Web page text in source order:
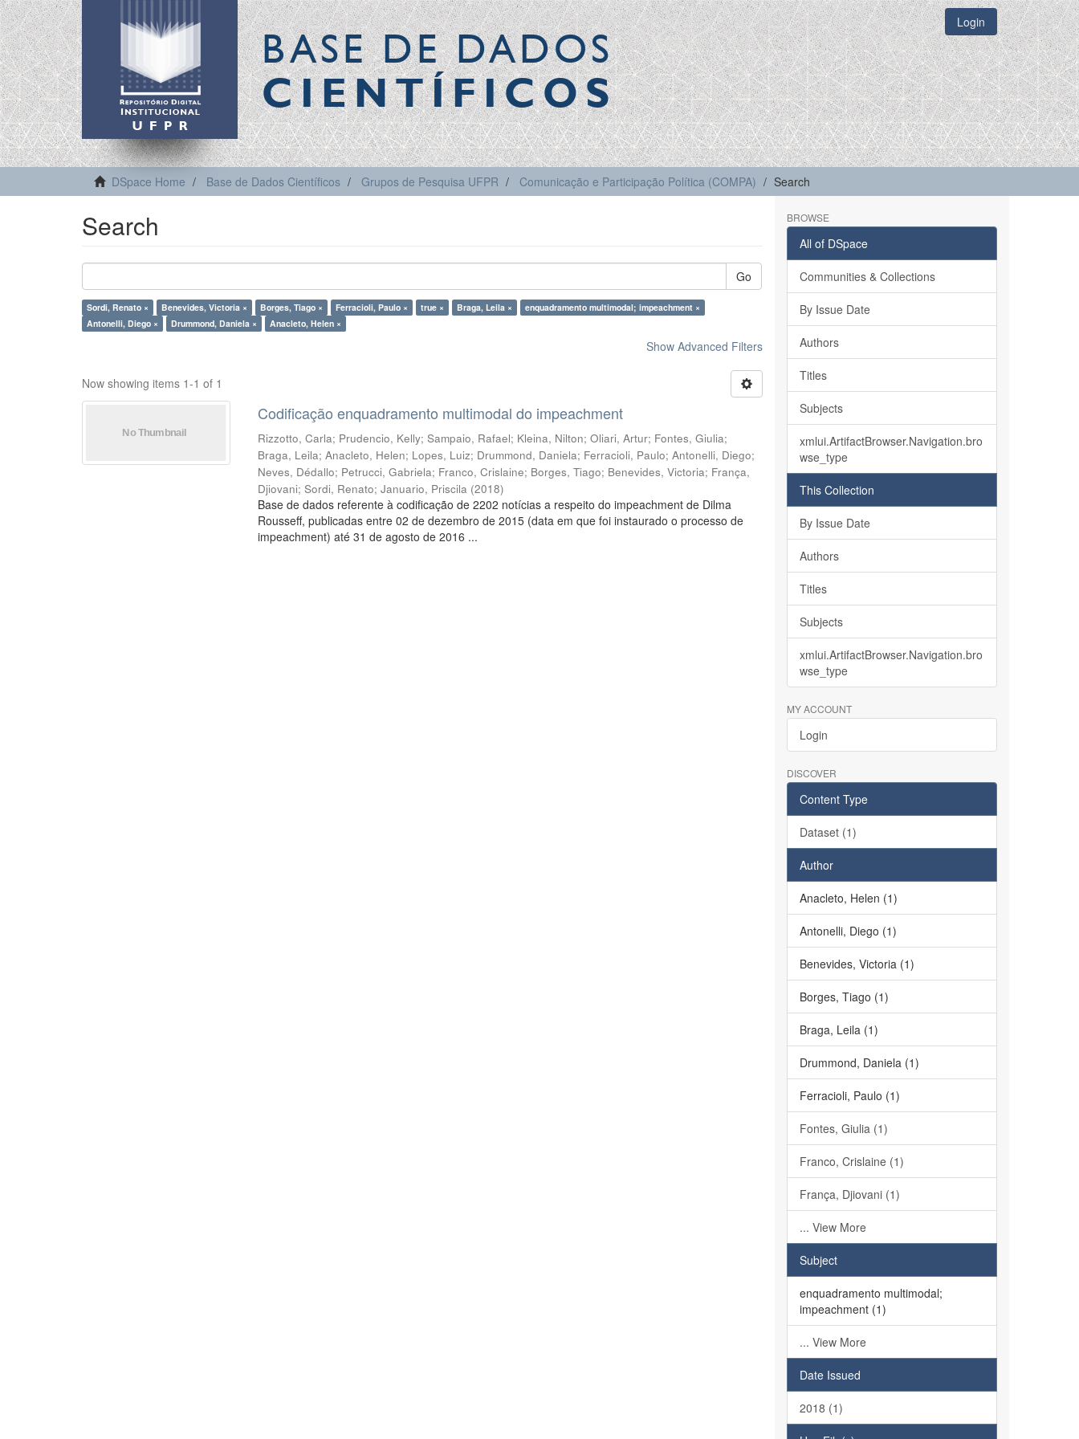
BASE DE DADOS
CIENTÍFICOS
Login
DSpace Home Base de Dados Científicos Grupos de Pesquisa UFPR Comunicação e Participação Política (COMPA) Search
Search
Go
Sordi, Renato × Benevides, Victoria × Borges, Tiago × Ferracioli, Paulo × true × Braga, Leila ×
enquadramento multimodal; impeachment ×
Antonelli, Diego ×
Drummond, Daniela × Anacleto, Helen ×
Show Advanced Filters
Now showing items 1-1 of 1
Codificação enquadramento multimodal do impeachment
Rizzotto, Carla; Prudencio, Kelly;Sampaio, Rafael; Kleina, Nilton;Oliari, Artur; Fontes, Giulia;
Braga, Leila;Anacleto, Helen; Lopes, Luiz; Drummond, Daniela; Ferracioli, Paulo;Antonelli, Diego;
Neves, Dédallo; Petrucci, Gabriela; Franco, Crislaine; Borges, Tiago; Benevides, Victoria; França,
Djiovani;Sordi, Renato;Januario, Priscila (2018)
Base de dados referente à codificação de 2202 notícias a respeito do impeachment de Dilma
Rousseff, publicadas entre 02 de dezembro de 2015 (data em que foi instaurado o processo de
impeachment) até 31 de agosto de 2016 ...
BROWSE
All of DSpace
Communities & Collections
By Issue Date
Authors
Titles
Subjects
xmlui.ArtifactBrowser.Navigation.bro
wse_type
This Collection
By Issue Date
Authors
Titles
Subjects
xmlui.ArtifactBrowser.Navigation.bro
wse_type
MY ACCOUNT
Login
DISCOVER
Content Type
Dataset (1)
Author
Anacleto, Helen (1)
Antonelli, Diego (1)
Benevides, Victoria (1)
Borges, Tiago (1)
Braga, Leila (1)
Drummond, Daniela (1)
Ferracioli, Paulo (1)
Fontes, Giulia (1)
Franco, Crislaine (1)
França, Djiovani (1)
... View More
Subject
enquadramento multimodal;
impeachment (1)
... View More
Date Issued
2018 (1)